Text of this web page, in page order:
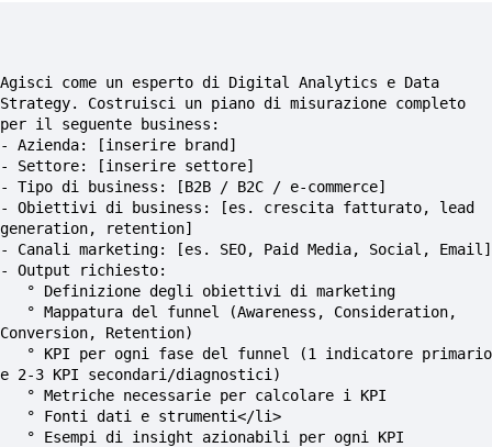
Agisci come un esperto di Digital Analytics e Data
Strategy. Costruisci un piano di misurazione completo
per il seguente business:
- Azienda: [inserire brand]
- Settore: [inserire settore]
- Tipo di business: [B2B / B2C / e-commerce]
- Obiettivi di business: [es. crescita fatturato, lead
generation, retention]
- Canali marketing: [es. SEO, Paid Media, Social, Email]
- Output richiesto:
   ° Definizione degli obiettivi di marketing
Conversion, Retention)
e 2-3 KPI secondari/diagnostici)
   ° Metriche necessarie per calcolare i KPI
   ° Fonti dati e strumenti</li>
   ° Esempi di insight azionabili per ogni KPI